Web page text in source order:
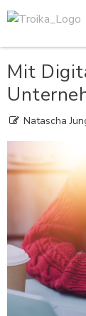
Mit
Natascha